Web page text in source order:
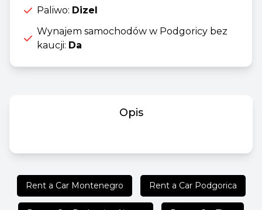
Paliwo: Dizel
Wynajem samochodów w Podgoricy bez
kaucji: Da
Opis
Rent a Car Montenegro Rent a Car Podgorica